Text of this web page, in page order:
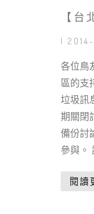
【
|
各位鳥
區的支
垃圾訊
期關閉
備份討
參與。
閱讀